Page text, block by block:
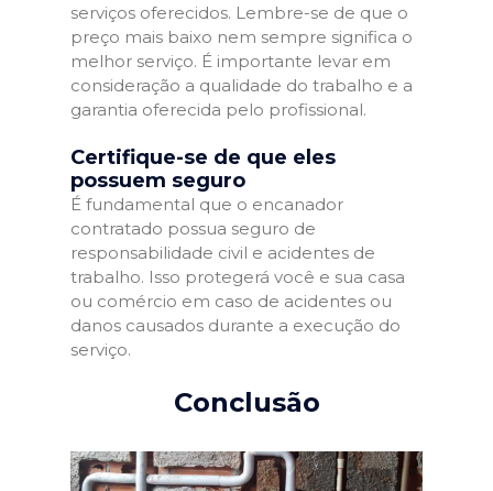
serviços oferecidos. Lembre-se de que o
preço mais baixo nem sempre significa o
melhor serviço. É importante levar em
consideração a qualidade do trabalho e a
garantia oferecida pelo profissional.
Certifique-se de que eles
possuem seguro
É fundamental que o encanador
contratado possua seguro de
responsabilidade civil e acidentes de
trabalho. Isso protegerá você e sua casa
ou comércio em caso de acidentes ou
danos causados durante a execução do
serviço.
Conclusão